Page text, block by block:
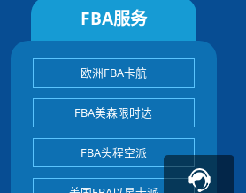
FBA服务
欧洲FBA卡航
FBA美森限时达
FBA头程空派